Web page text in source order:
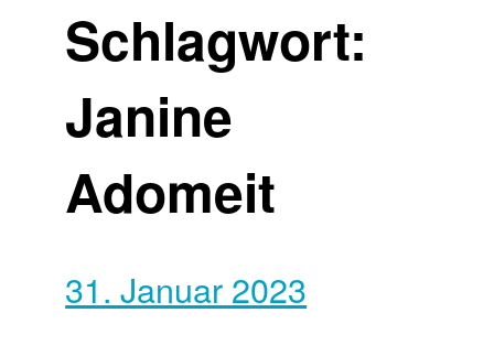
Schlagwort:
Janine
Adomeit
31. Januar 2023